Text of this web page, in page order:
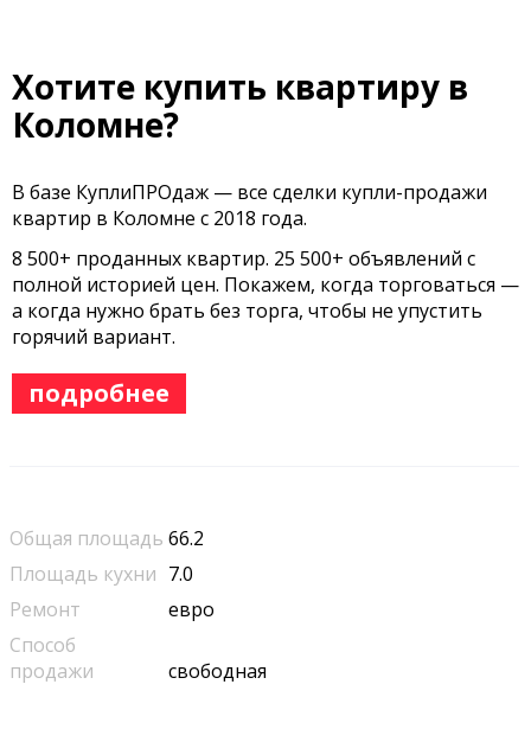
Хотите купить квартиру в
Коломне?
В базе КуплиПРОдаж — все сделки купли-продажи
квартир в Коломне с 2018 года.
8 500+ проданных квартир. 25 500+ объявлений с
полной историей цен. Покажем, когда торговаться —
а когда нужно брать без торга, чтобы не упустить
горячий вариант.
подробнее
Общая площадь 66.2
Площадь кухни 7.0
Ремонт
евро
Способ
продажи
свободная